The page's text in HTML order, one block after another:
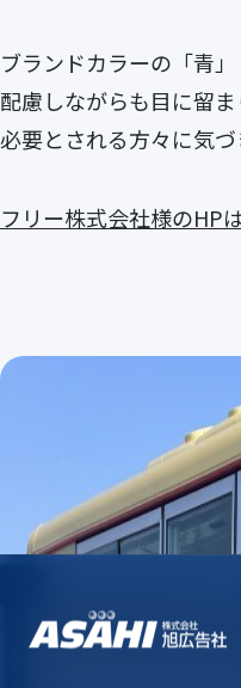
ブランドカラーの「青
配慮しながらも目に留ま
必要とされる方々に気づ
フリー株式会社様のHP